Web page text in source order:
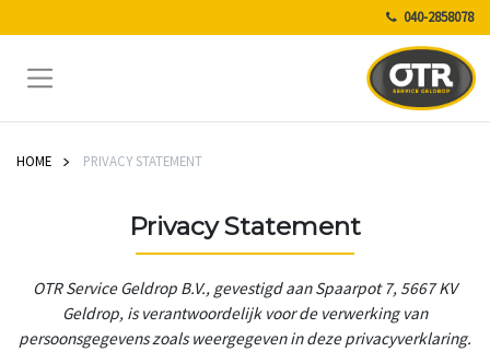
040-2858078
HOME PRIVACY STATEMENT
Privacy Statement
OTR Service Geldrop B.V., gevestigd aan Spaarpot 7, 5667 KV
Geldrop, is verantwoordelijk voor de verwerking van
persoonsgegevens zoals weergegeven in deze privacyverklaring.